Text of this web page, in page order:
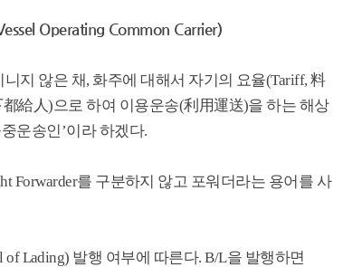
Operating Common Carrier)
지 않은 채, 화주에 대해서 자기의 요율(Tariff, 料
給人)으로 하여 이용운송(利用運送)을 하는 해상
운송인’이라 하겠다.
Forwarder를 구분하지 않고 포워더라는 용어를 사
Lading) 발행 여부에 따른다. B/L을 발행하면